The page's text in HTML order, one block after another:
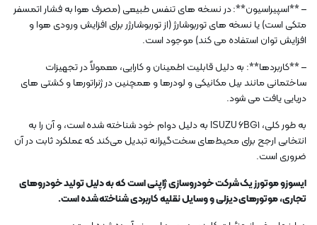
– **اسپیراسیون**: در نسخه های تنفس طبیعی (مصرف هوا به فشار اتمسفر
متکی است) یا نسخه های توربوشارژ (از توربوشارژر برای افزایش ورودی هوا و
افزایش توان استفاده می کند) موجود است.
– **کاربردها**: به دلیل قابلیت اطمینان و کارایی، معمولاً در تجهیزات
ساختمانی مانند بیل مکانیکی و لودرها و همچنین در ژنراتورها و کشتی های
دریایی یافت می شود.
به طور کلی، ISUZU 6BG1 به دلیل دوام خود شناخته شده است، و آن را به
انتخابی ارجح برای محیط‌های سخت‌گیرانه تبدیل می‌کند که عملکرد ثابت در آن
ضروری است.
ایسوزو موتورز یک شرکت خودروسازی ژاپنی است که به دلیل تولید خودروهای
تجاری، موتورهای دیزلی و وسایل نقلیه کاربردی شناخته شده است.